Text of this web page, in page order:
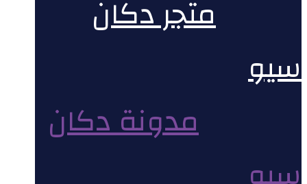
متجر دكان
سيو
مدونة دكان